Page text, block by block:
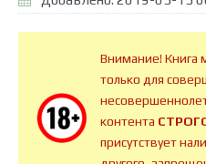
Внимание! Книга
только для
контента
присутствует